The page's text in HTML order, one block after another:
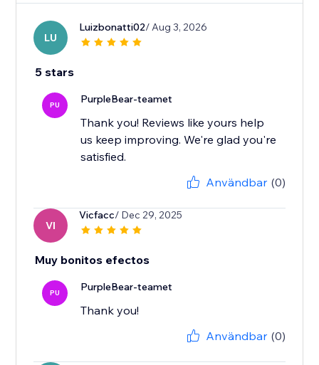
LU
Luizbonatti02/ Aug 3, 2026
5 stars
PU PurpleBear-teamet
Thank you! Reviews like yours help
us keep improving. We're glad you're
satisfied.
Användbar (0)
VI
Vicfacc/ Dec 29, 2025
Muy bonitos efectos
PU PurpleBear-teamet
Thank you!
Användbar (0)